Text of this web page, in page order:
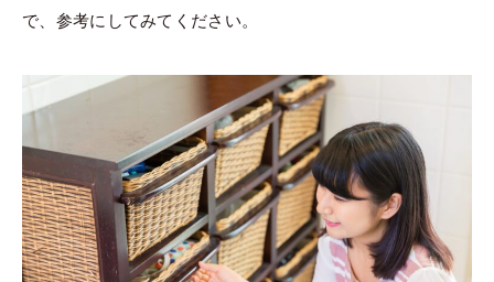
で、参考にしてみてください。